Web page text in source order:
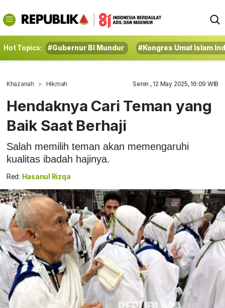
Hot Topics: #Gubernur BI Mundur #Kongres Umat Islam
Khazanah Hikmah Senin , 12 May 2025, 16:09 WIB
Hendaknya Cari Teman yang
Baik Saat Berhaji
Salah memilih teman akan memengaruhi
kualitas ibadah hajinya.
Red: Hasanul Rizqa